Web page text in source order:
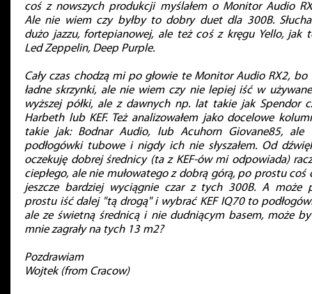
coś z nowszych produkcji myślałem o Monitor Audio
Ale nie wiem czy byłby to dobry duet dla 300B.
dużo jazzu, fortepianowej, ale też coś z kręgu Yello, jak
Led Zeppelin, Deep Purple.
Cały czas chodzą mi po głowie te Monitor Audio RX2, bo
ładne skrzynki, ale nie wiem czy nie lepiej iść w
wyższej półki, ale z dawnych np. lat takie jak Spendor
Harbeth lub KEF. Też analizowałem jako docelowe
takie jak: Bodnar Audio, lub Acuhorn Giovane85, ale
podłogówki tubowe i nigdy ich nie słyszałem. Od
oczekuję dobrej średnicy (ta z KEF-ów mi odpowiada)
ciepłego, ale nie mułowatego z dobrą górą, po prostu coś
jeszcze bardziej wyciągnie czar z tych 300B. A może
prostu iść dalej "tą drogą" i wybrać KEF IQ70 to
ale ze świetną średnicą i nie dudniącym basem, może
mnie zagrały na tych 13 m2?
Pozdrawiam
Wojtek (from Cracow)